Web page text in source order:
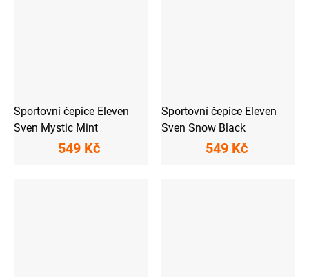
Sportovní čepice Eleven
Sven Mystic Mint
549 Kč
Sportovní čepice Eleven
Sven Snow Black
549 Kč